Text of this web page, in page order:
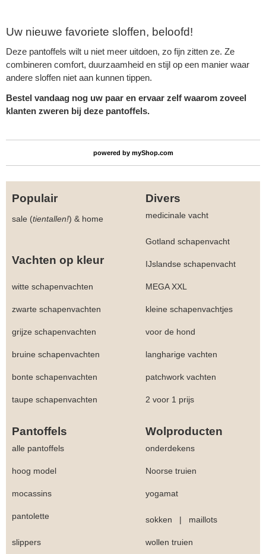
Uw nieuwe favoriete sloffen, beloofd!
Deze pantoffels wilt u niet meer uitdoen, zo fijn zitten ze. Ze
combineren comfort, duurzaamheid en stijl op een manier waar
andere sloffen niet aan kunnen tippen.
Bestel vandaag nog uw paar en ervaar zelf waarom zoveel
klanten zweren bij deze pantoffels.
powered by myShop.com
Populair Divers
sale (tientallen!) & home medicinale vacht
Gotland schapenvacht
Vachten op kleur IJslandse schapenvacht
witte schapenvachten MEGA XXL
zwarte schapenvachten kleine schapenvachtjes
grijze schapenvachten voor de hond
bruine schapenvachten langharige vachten
bonte schapenvachten patchwork vachten
taupe schapenvachten 2 voor 1 prijs
Pantoffels Wolproducten
alle pantoffels onderdekens
hoog model Noorse truien
mocassins yogamat
pantolette sokken | maillots
slippers wollen truien